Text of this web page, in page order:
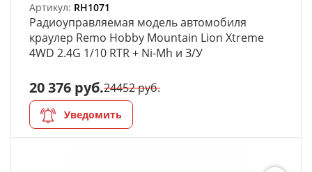
Артикул: RH1071
Радиоуправляемая модель автомобиля
краулер Remo Hobby Mountain Lion Xtreme
4WD 2.4G 1/10 RTR + Ni-Mh и З/У
20 376 руб.24452 руб.
Уведомить